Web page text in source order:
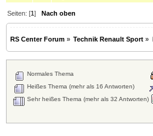
Seiten: [1]Nach oben
RS Center Forum » Technik Renault Sport »
Normales Thema
Heißes Thema (mehr als 16 Antworten)
Sehr heißes Thema (mehr als 32 Antworten)